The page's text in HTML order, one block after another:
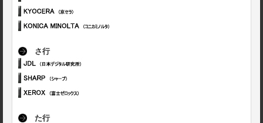
さ行
た行